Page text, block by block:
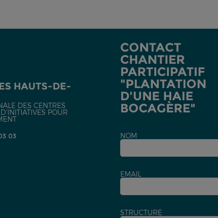
HAUTS-DE-
DES CENTRES
POUR
03
CONTACT
CHANTIER
PARTICIPATIF
"PLANTATION
D'UNE HAIE
BOCAGÈRE"
NOM
EMAIL
STRUCTURE